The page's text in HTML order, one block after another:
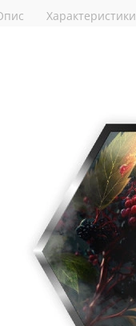
Характеристики